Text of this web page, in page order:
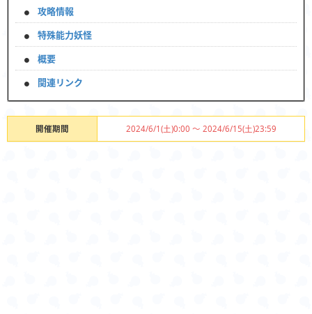
攻略情報
特殊能力妖怪
概要
関連リンク
開催期間 2024/6/1(土)0:00 〜 2024/6/15(土)23:59